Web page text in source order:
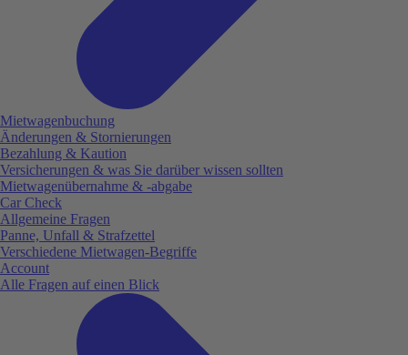
Mietwagenbuchung
Änderungen & Stornierungen
Bezahlung & Kaution
Versicherungen & was Sie darüber wissen sollten
Mietwagenübernahme & -abgabe
Car Check
Allgemeine Fragen
Panne, Unfall & Strafzettel
Verschiedene Mietwagen-Begriffe
Account
Alle Fragen auf einen Blick